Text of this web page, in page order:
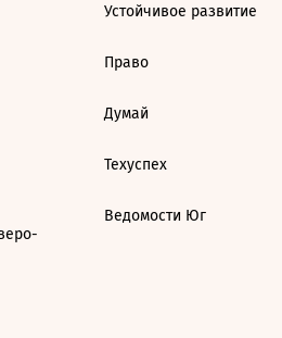
Устойчивое развитие
Право
Думай
Техуспех
Ведомости Юг